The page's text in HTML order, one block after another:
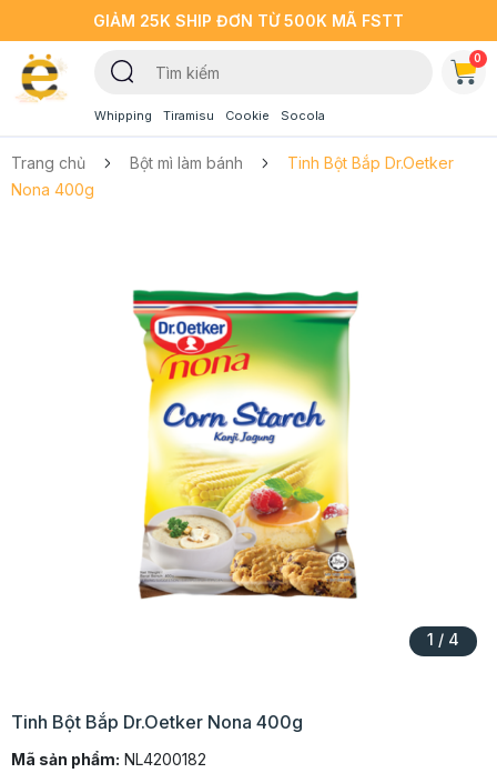
GIẢM 25K SHIP ĐƠN TỪ 500K MÃ FSTT
Whipping Tiramisu Cookie Socola
0
Trang chủ Bột mì làm bánh
Tinh Bột Bắp Dr.Oetker
Nona 400g
1 / 4
Tinh Bột Bắp Dr.Oetker Nona 400g
Mã sản phẩm: NL4200182